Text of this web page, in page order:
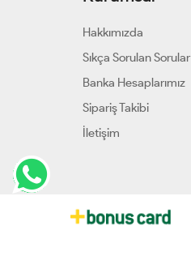
Hakkımızda
Sıkça Sorulan Sorular
Banka Hesaplarımız
Sipariş Takibi
İletişim